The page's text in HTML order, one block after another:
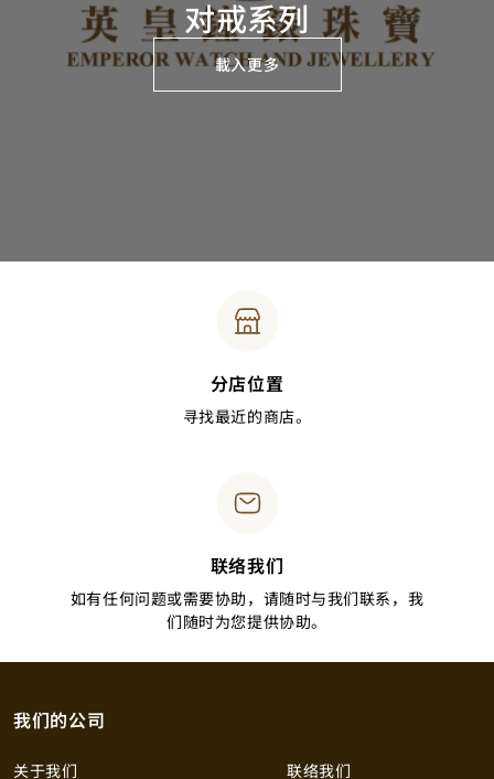
对戒系列
載入更多
分店位置
寻找最近的商店。
联络我们
如有任何问题或需要协助，请随时与我们联系，我
们随时为您提供协助。
我们的公司
关于我们 联络我们